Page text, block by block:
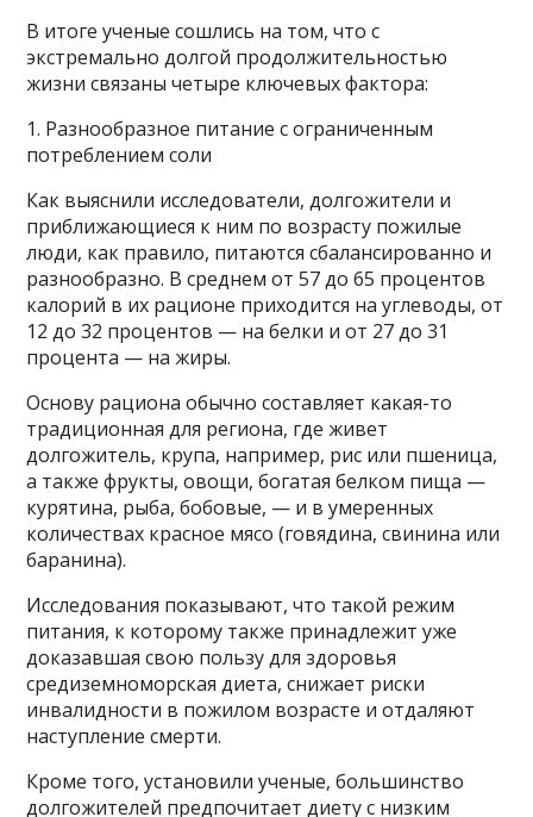
В итоге ученые сошлись на том, что с
экстремально долгой продолжительностью
жизни связаны четыре ключевых фактора:
1. Разнообразное питание с ограниченным
потреблением соли
Как выяснили исследователи, долгожители и
приближающиеся к ним по возрасту пожилые
люди, как правило, питаются сбалансированно и
разнообразно. В среднем от 57 до 65 процентов
калорий в их рационе приходится на углеводы, от
12 до 32 процентов — на белки и от 27 до 31
процента — на жиры.
Основу рациона обычно составляет какая-то
традиционная для региона, где живет
долгожитель, крупа, например, рис или пшеница,
а также фрукты, овощи, богатая белком пища —
курятина, рыба, бобовые, — и в умеренных
количествах красное мясо (говядина, свинина или
баранина).
Исследования показывают, что такой режим
питания, к которому также принадлежит уже
доказавшая свою пользу для здоровья
средиземноморская диета, снижает риски
инвалидности в пожилом возрасте и отдаляют
наступление смерти.
Кроме того, установили ученые, большинство
долгожителей предпочитает диету с низким